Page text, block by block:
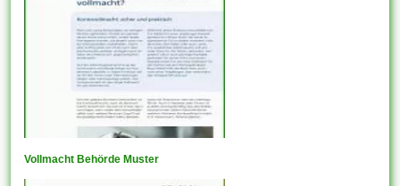
Vollmacht Behörde Muster